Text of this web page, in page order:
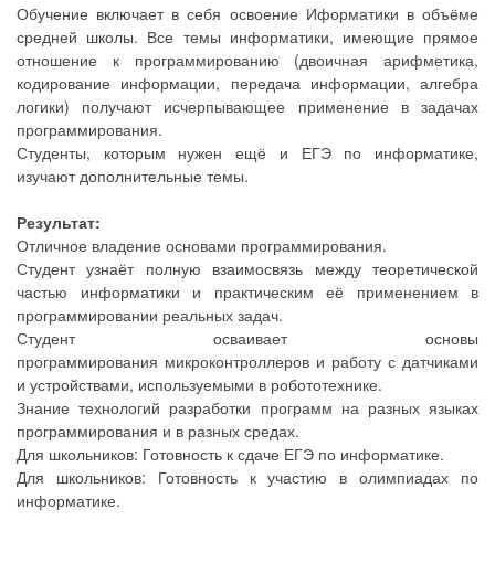
Обучение включает в себя освоение Иформатики в объёме
средней школы. Все темы информатики, имеющие прямое
отношение к программированию (двоичная арифметика,
кодирование информации, передача информации, алгебра
логики) получают исчерпывающее применение в задачах
программирования.
Студенты, которым нужен ещё и ЕГЭ по информатике,
изучают дополнительные темы.
Результат:
Отличное владение основами программирования.
Студент узнаёт полную взаимосвязь между теоретической
частью информатики и практическим её применением в
программировании реальных задач.
Студент осваивает основы
программирования микроконтроллеров и работу с датчиками
и устройствами, используемыми в робототехнике.
Знание технологий разработки программ на разных языках
программирования и в разных средах.
Для школьников: Готовность к сдаче ЕГЭ по информатике.
Для школьников: Готовность к участию в олимпиадах по
информатике.